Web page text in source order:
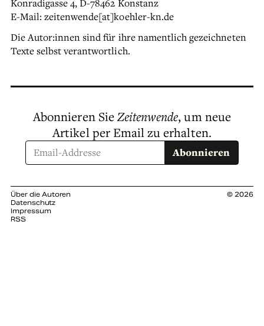
Konradigasse 4, D-78462 Konstanz
E-Mail: zeitenwende[at]koehler-kn.de
Die Autor:innen sind für ihre namentlich gezeichneten
Texte selbst verantwortlich.
Abonnieren
Abonnieren SieZeitenwende, um neue
Artikel per Email zu erhalten.
Über die Autoren
Datenschutz
Impressum
RSS
© 2026